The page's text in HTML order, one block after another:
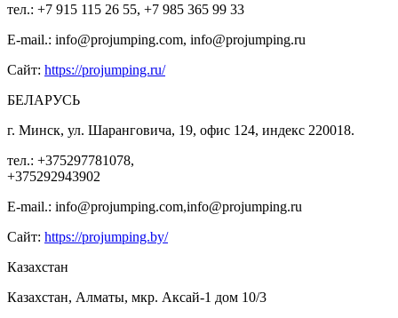
тел.: +7 915 115 26 55, +7 985 365 99 33
E-mail.: info@projumping.com, info@projumping.ru
Сайт: https://projumping.ru/
БЕЛАРУСЬ
г. Минск, ул. Шаранговича, 19, офис 124, индекс 220018.
тел.: +375297781078,
+375292943902
E-mail.: info@projumping.com,info@projumping.ru
Сайт: https://projumping.by/
Казахстан
Казахстан, Алматы, мкр. Аксай-1 дом 10/3